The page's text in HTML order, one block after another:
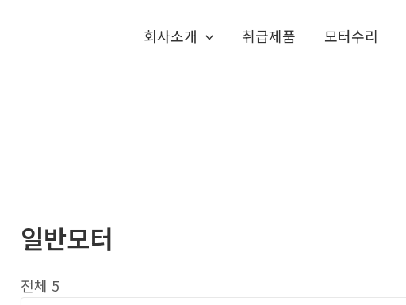
회사소개 취급제품 모터수리
일반모터
전체 5